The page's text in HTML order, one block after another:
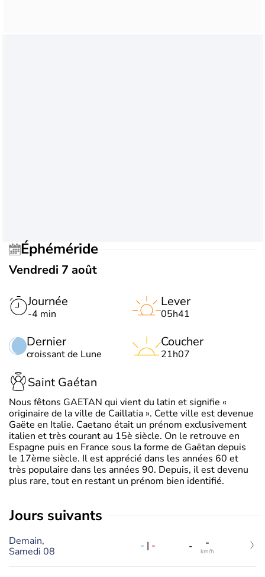
Éphéméride
Vendredi 7 août
Journée
-4 min
Dernier
croissant de Lune
Lever
05h41
Coucher
21h07
Saint Gaétan
Nous fêtons GAETAN qui vient du latin et signifie «
originaire de la ville de Caillatia ». Cette ville est devenue
Gaëte en Italie. Caetano était un prénom exclusivement
italien et très courant au 15è siècle. On le retrouve en
Espagne puis en France sous la forme de Gaëtan depuis
le 17ème siècle. Il est apprécié dans les années 60 et
très populaire dans les années 90. Depuis, il est devenu
plus rare, tout en restant un prénom bien identifié.
jours suivants
Demain,
Samedi 08
- | - - -
km/h